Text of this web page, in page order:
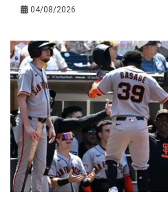
04/08/2026